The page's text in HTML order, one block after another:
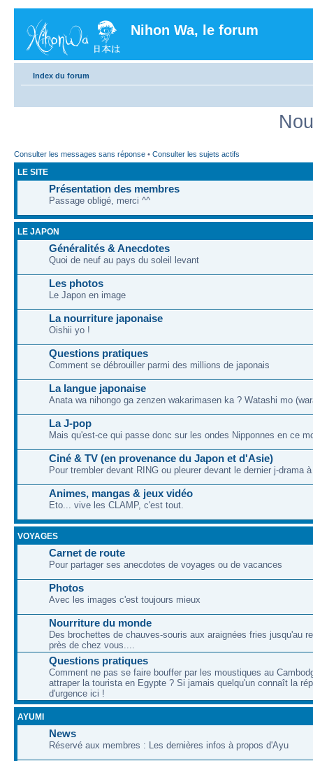
Nihon Wa, le forum
Index du forum
Consulter les messages sans réponse • Consulter les sujets actifs
LE SITE
Présentation des membres
Passage obligé, merci ^^
LE JAPON
Généralités & Anecdotes
Quoi de neuf au pays du soleil levant
Les photos
Le Japon en image
La nourriture japonaise
Oishii yo !
Questions pratiques
Comment se débrouiller parmi des millions de japonais
La langue japonaise
Anata wa nihongo ga zenzen wakarimasen ka ? Watashi mo
La J-pop
Mais qu'est-ce qui passe donc sur les ondes Nipponnes en ce
Ciné & TV (en provenance du Japon et d'Asie)
Pour trembler devant RING ou pleurer devant le dernier j-drama
Animes, mangas & jeux vidéo
Eto... vive les CLAMP, c'est tout.
VOYAGES
Carnet de route
Pour partager ses anecdotes de voyages ou de vacances
Photos
Avec les images c'est toujours mieux
Nourriture du monde
Des brochettes de chauves-souris aux araignées fries jusqu'au
près de chez vous....
Questions pratiques
Comment ne pas se faire bouffer par les moustiques au
attraper la tourista en Egypte ? Si jamais quelqu'un connaît la
d'urgence ici !
AYUMI
News
Réservé aux membres : Les dernières infos à propos d'Ayu